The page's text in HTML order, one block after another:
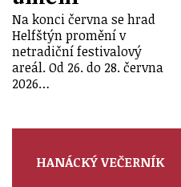
Na konci června se hrad
Helfštýn promění v
netradiční festivalový
areál. Od 26. do 28. června
2026…
HANÁCKÝ VEČERNÍK